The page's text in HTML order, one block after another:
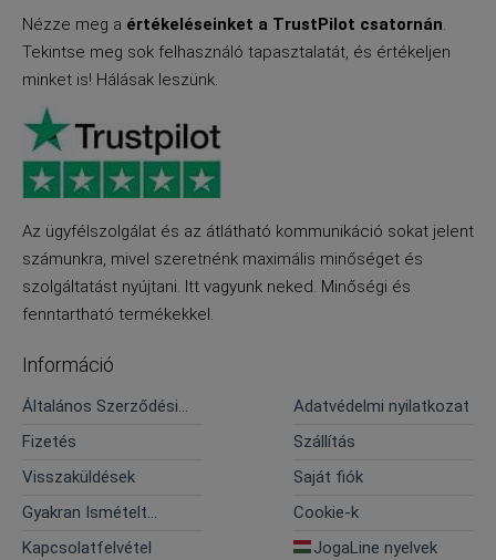
Nézze meg a értékeléseinket a TrustPilot csatornán.
Tekintse meg sok felhasználó tapasztalatát, és értékeljen
minket is! Hálásak leszünk.
Az ügyfélszolgálat és az átlátható kommunikáció sokat jelent
számunkra, mivel szeretnénk maximális minőséget és
szolgáltatást nyújtani. Itt vagyunk neked. Minőségi és
fenntartható termékekkel.
Információ
Általános Szerződési
Adatvédelmi nyilatkozat
Fizetés
Szállítás
Visszaküldések
Saját fiók
Gyakran Ismételt
Cookie-k
Kapcsolatfelvétel
JogaLine nyelvek